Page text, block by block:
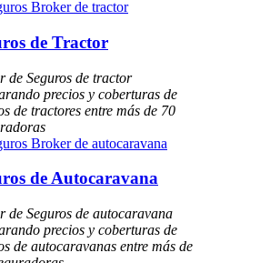
de Tractor
de Seguros de tractor
precios y coberturas de
de tractores entre más de 70
de Autocaravana
de Seguros de autocaravana
precios y coberturas de
de autocaravanas entre más de